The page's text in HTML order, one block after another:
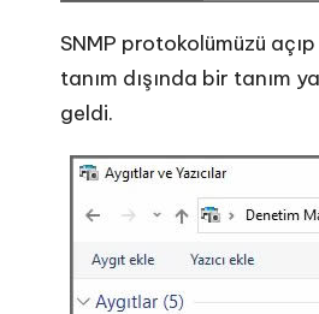
SNMP protokolümüzü
tanım dışında bir tanım
geldi.